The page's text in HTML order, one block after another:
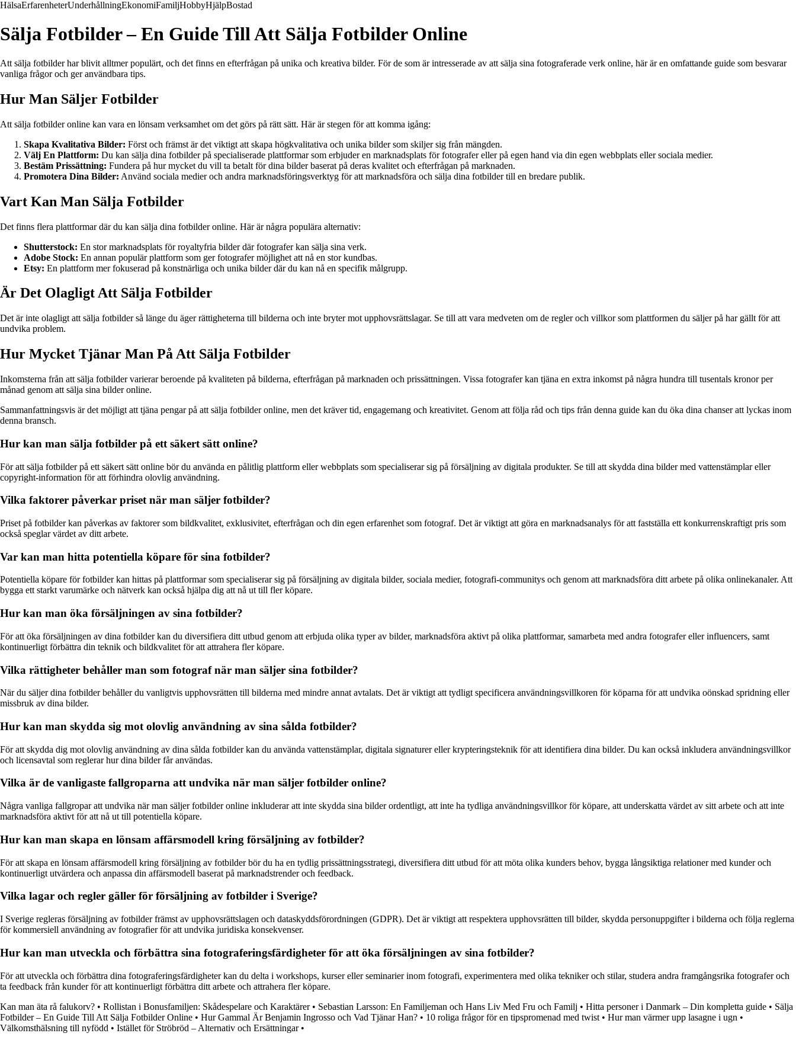
HälsaErfarenheterUnderhållningEkonomiFamiljHobbyHjälpBostad
Sälja Fotbilder – En Guide Till Att Sälja Fotbilder Online
Att sälja fotbilder har blivit alltmer populärt, och det finns en efterfrågan på unika och kreativa bilder. För de som är intresserade av att sälja sina fotograferade verk online, här är en omfattande guide som besvarar
vanliga frågor och ger användbara tips.
Hur Man Säljer Fotbilder
Att sälja fotbilder online kan vara en lönsam verksamhet om det görs på rätt sätt. Här är stegen för att komma igång:
Skapa Kvalitativa Bilder: Först och främst är det viktigt att skapa högkvalitativa och unika bilder som skiljer sig från mängden.
Välj En Plattform: Du kan sälja dina fotbilder på specialiserade plattformar som erbjuder en marknadsplats för fotografer eller på egen hand via din egen webbplats eller sociala medier.
Bestäm Prissättning: Fundera på hur mycket du vill ta betalt för dina bilder baserat på deras kvalitet och efterfrågan på marknaden.
Promotera Dina Bilder: Använd sociala medier och andra marknadsföringsverktyg för att marknadsföra och sälja dina fotbilder till en bredare publik.
Vart Kan Man Sälja Fotbilder
Det finns flera plattformar där du kan sälja dina fotbilder online. Här är några populära alternativ:
Shutterstock: En stor marknadsplats för royaltyfria bilder där fotografer kan sälja sina verk.
Adobe Stock: En annan populär plattform som ger fotografer möjlighet att nå en stor kundbas.
Etsy: En plattform mer fokuserad på konstnärliga och unika bilder där du kan nå en specifik målgrupp.
Är Det Olagligt Att Sälja Fotbilder
Det är inte olagligt att sälja fotbilder så länge du äger rättigheterna till bilderna och inte bryter mot upphovsrättslagar. Se till att vara medveten om de regler och villkor som plattformen du säljer på har gällt för att
undvika problem.
Hur Mycket Tjänar Man På Att Sälja Fotbilder
Inkomsterna från att sälja fotbilder varierar beroende på kvaliteten på bilderna, efterfrågan på marknaden och prissättningen. Vissa fotografer kan tjäna en extra inkomst på några hundra till tusentals kronor per
månad genom att sälja sina bilder online.
Sammanfattningsvis är det möjligt att tjäna pengar på att sälja fotbilder online, men det kräver tid, engagemang och kreativitet. Genom att följa råd och tips från denna guide kan du öka dina chanser att lyckas inom
denna bransch.
Hur kan man sälja fotbilder på ett säkert sätt online?
För att sälja fotbilder på ett säkert sätt online bör du använda en pålitlig plattform eller webbplats som specialiserar sig på försäljning av digitala produkter. Se till att skydda dina bilder med vattenstämplar eller
copyright-information för att förhindra olovlig användning.
Vilka faktorer påverkar priset när man säljer fotbilder?
Priset på fotbilder kan påverkas av faktorer som bildkvalitet, exklusivitet, efterfrågan och din egen erfarenhet som fotograf. Det är viktigt att göra en marknadsanalys för att fastställa ett konkurrenskraftigt pris som
också speglar värdet av ditt arbete.
Var kan man hitta potentiella köpare för sina fotbilder?
Potentiella köpare för fotbilder kan hittas på plattformar som specialiserar sig på försäljning av digitala bilder, sociala medier, fotografi-communitys och genom att marknadsföra ditt arbete på olika onlinekanaler. Att
bygga ett starkt varumärke och nätverk kan också hjälpa dig att nå ut till fler köpare.
Hur kan man öka försäljningen av sina fotbilder?
För att öka försäljningen av dina fotbilder kan du diversifiera ditt utbud genom att erbjuda olika typer av bilder, marknadsföra aktivt på olika plattformar, samarbeta med andra fotografer eller influencers, samt
kontinuerligt förbättra din teknik och bildkvalitet för att attrahera fler köpare.
Vilka rättigheter behåller man som fotograf när man säljer sina fotbilder?
När du säljer dina fotbilder behåller du vanligtvis upphovsrätten till bilderna med mindre annat avtalats. Det är viktigt att tydligt specificera användningsvillkoren för köparna för att undvika oönskad spridning eller
missbruk av dina bilder.
Hur kan man skydda sig mot olovlig användning av sina sålda fotbilder?
För att skydda dig mot olovlig användning av dina sålda fotbilder kan du använda vattenstämplar, digitala signaturer eller krypteringsteknik för att identifiera dina bilder. Du kan också inkludera användningsvillkor
och licensavtal som reglerar hur dina bilder får användas.
Vilka är de vanligaste fallgroparna att undvika när man säljer fotbilder online?
Några vanliga fallgropar att undvika när man säljer fotbilder online inkluderar att inte skydda sina bilder ordentligt, att inte ha tydliga användningsvillkor för köpare, att underskatta värdet av sitt arbete och att inte
marknadsföra aktivt för att nå ut till potentiella köpare.
Hur kan man skapa en lönsam affärsmodell kring försäljning av fotbilder?
För att skapa en lönsam affärsmodell kring försäljning av fotbilder bör du ha en tydlig prissättningsstrategi, diversifiera ditt utbud för att möta olika kunders behov, bygga långsiktiga relationer med kunder och
kontinuerligt utvärdera och anpassa din affärsmodell baserat på marknadstrender och feedback.
Vilka lagar och regler gäller för försäljning av fotbilder i Sverige?
I Sverige regleras försäljning av fotbilder främst av upphovsrättslagen och dataskyddsförordningen (GDPR). Det är viktigt att respektera upphovsrätten till bilder, skydda personuppgifter i bilderna och följa reglerna
för kommersiell användning av fotografier för att undvika juridiska konsekvenser.
Hur kan man utveckla och förbättra sina fotograferingsfärdigheter för att öka försäljningen av sina fotbilder?
För att utveckla och förbättra dina fotograferingsfärdigheter kan du delta i workshops, kurser eller seminarier inom fotografi, experimentera med olika tekniker och stilar, studera andra framgångsrika fotografer och
ta feedback från kunder för att kontinuerligt förbättra ditt arbete och attrahera fler köpare.
Kan man äta rå falukorv? • Rollistan i Bonusfamiljen: Skådespelare och Karaktärer• Sebastian Larsson: En Familjeman och Hans Liv Med Fru och Familj • Hitta personer i Danmark – Din kompletta guide • Sälja
Fotbilder – En Guide Till Att Sälja Fotbilder Online • Hur Gammal Är Benjamin Ingrosso och Vad Tjänar Han? • 10 roliga frågor för en tipspromenad med twist • Hur man värmer upp lasagne i ugn •
Välkomsthälsning till nyfödd • Istället för Ströbröd – Alternativ och Ersättningar•